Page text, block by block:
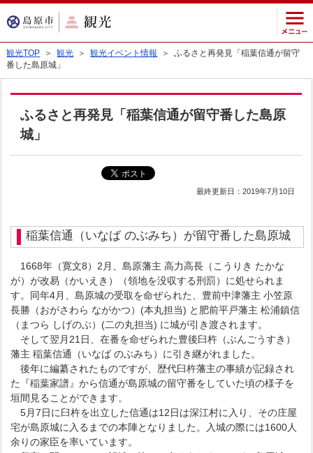
観光TOP ＞観光 ＞観光イベント情報
＞ ふるさと再発見「稲葉信通が留守
番した島原城」
ふるさと再発見「稲葉信通が留守番した島原
城」
最終更新日：2019年7月10日
稲葉信通（いなば のぶみち）が留守番した島原城
1668年（寛文8）2月、島原藩主 高力高長（こうりき たかな
が）が改易（かいえき）（領地を没収する刑罰）に処せられま
す。同年4月、島原城の受取を命ぜられた、豊前中津藩主 小笠原
長勝（おがさわら ながかつ）(本丸担当) と肥前平戸藩主 松浦鎮信
（まつら しげのぶ）(二の丸担当) に城が引き渡されます。
そして翌月21日、在番を命ぜられた豊後臼杵（ぶんごうすき）
藩主 稲葉信通（いなば のぶみち）に引き継がれました。
後年に編纂されたものですが、歴代臼杵藩主の事績が記録され
た『稲葉家譜』から信通が島原城の留守番をしていた頃の様子を
垣間見ることができます。
5月7日に臼杵を出立した信通は12日は深江村に入り、その庄屋
宅が島原城に入るまでの本陣となりました。入城の際には1600人
余りの家臣を率いています。